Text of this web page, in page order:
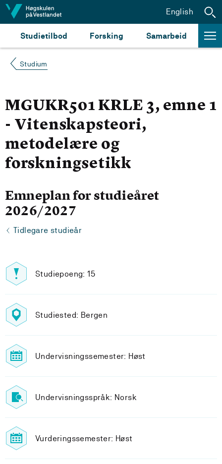
Hopp til innhald
Studietilbod Forsking Samarbeid
English
Studium
MGUKR501 KRLE 3, emne 1
- Vitenskapsteori,
metodelære og
forskningsetikk
Emneplan for studieåret
2026/2027
Tidlegare studieår
Studiepoeng: 15
Studiested: Bergen
Undervisningssemester: Høst
Undervisningsspråk: Norsk
Vurderingssemester: Høst